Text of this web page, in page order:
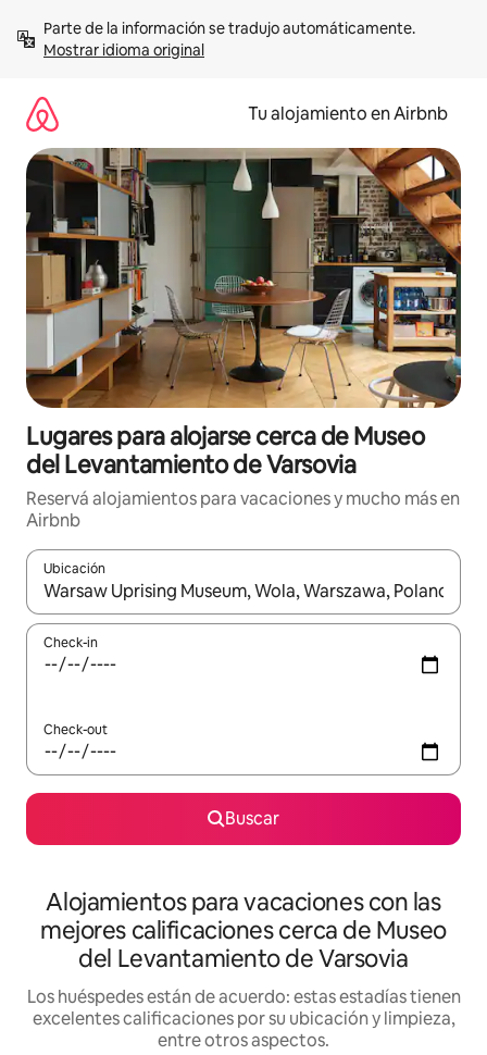
contenidoMostrar idioma original
Tu alojamiento en Airbnb
Lugares para alojarse cerca de Museo
del Levantamiento de Varsovia
Reservá alojamientos para vacaciones y mucho más en
Airbnb
Ubicación
Cuando los resultados estén disponibles, navegá con las
Check-in
Check-out
Buscar
Alojamientos para vacaciones con las
mejores calificaciones cerca de Museo
del Levantamiento de Varsovia
Los huéspedes están de acuerdo: estas estadías tienen
excelentes calificaciones por su ubicación y limpieza,
entre otros aspectos.